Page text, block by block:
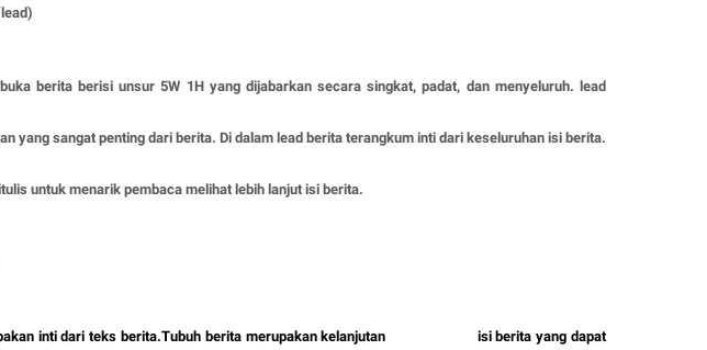
berita berisi unsur 5W 1H yang dijabarkan secara singkat, padat, dan menyeluruh. lead
yang sangat penting dari berita. Di dalam lead berita terangkum inti dari keseluruhan isi berita.
untuk menarik pembaca melihat lebih lanjut isi berita.
inti dari teks berita.Tubuh berita merupakan kelanjutan isi berita yang dapat